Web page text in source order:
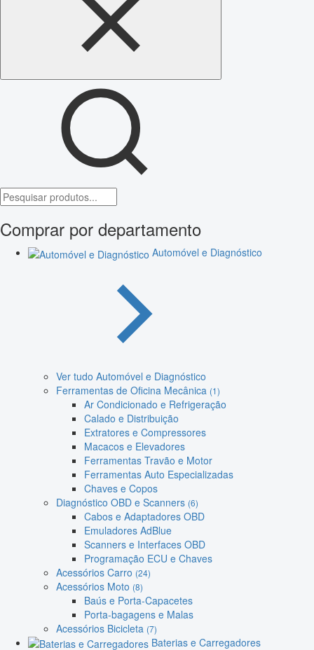
Comprar por departamento
Automóvel e Diagnóstico
Ver tudo Automóvel e Diagnóstico
Ferramentas de Oficina Mecânica (1)
Ar Condicionado e Refrigeração
Calado e Distribuição
Extratores e Compressores
Macacos e Elevadores
Ferramentas Travão e Motor
Ferramentas Auto Especializadas
Chaves e Copos
Diagnóstico OBD e Scanners (6)
Cabos e Adaptadores OBD
Emuladores AdBlue
Scanners e Interfaces OBD
Programação ECU e Chaves
Acessórios Carro (24)
Acessórios Moto (8)
Baús e Porta-Capacetes
Porta-bagagens e Malas
Acessórios Bicicleta (7)
Baterias e Carregadores